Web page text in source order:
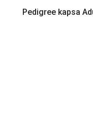
Pedigree kapsa